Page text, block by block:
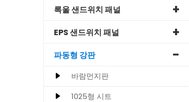
록울 샌드위치 패널
EPS 샌드위치 패널
파동형 강판
바람먼지판
1025형 시트